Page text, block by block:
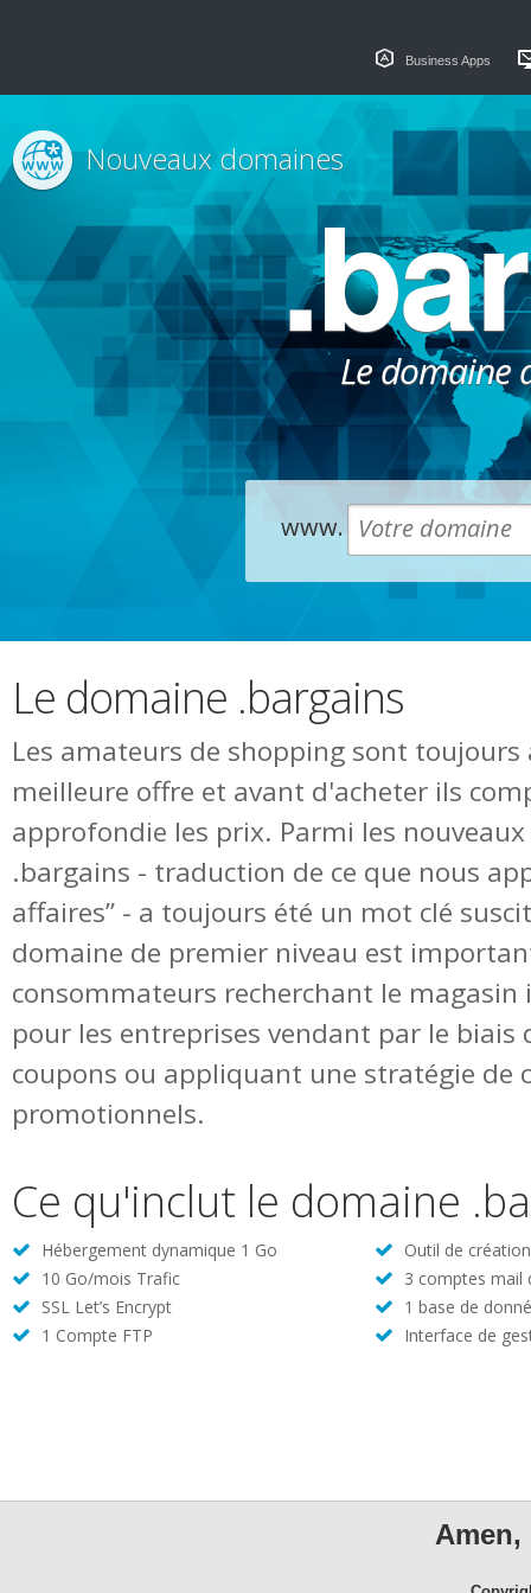
Business Apps
Le domaine
Nouveaux domaines
www.
Le domaine .bargains
Les amateurs de shopping sont toujours
meilleure offre et avant d'acheter ils
approfondie les prix. Parmi les
.bargains - traduction de ce que nous
affaires” - a toujours été un mot clé
domaine de premier niveau est
consommateurs recherchant le magasin
pour les entreprises vendant par le biais
coupons ou appliquant une stratégie de
promotionnels.
Ce qu'inclut le domaine
Hébergement dynamique 1 Go
Outil de
10 Go/mois Trafic
3 comptes mail
SSL Let’s Encrypt
1 base de
1 Compte FTP
Interface de